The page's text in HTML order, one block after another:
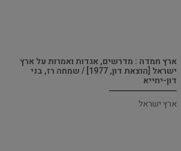
ארץ חמדה : מדרשים, אגדות ואמרות על ארץ
ישראל [הוצאת דון, 1977] / שמחה רז, בני
דון-יחייא
ארץ ישראל